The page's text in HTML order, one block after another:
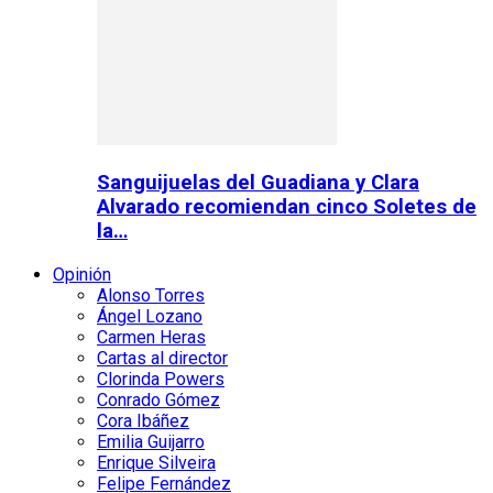
Sanguijuelas del Guadiana y Clara
Alvarado recomiendan cinco Soletes de
la…
Opinión
Alonso Torres
Ángel Lozano
Carmen Heras
Cartas al director
Clorinda Powers
Conrado Gómez
Cora Ibáñez
Emilia Guijarro
Enrique Silveira
Felipe Fernández